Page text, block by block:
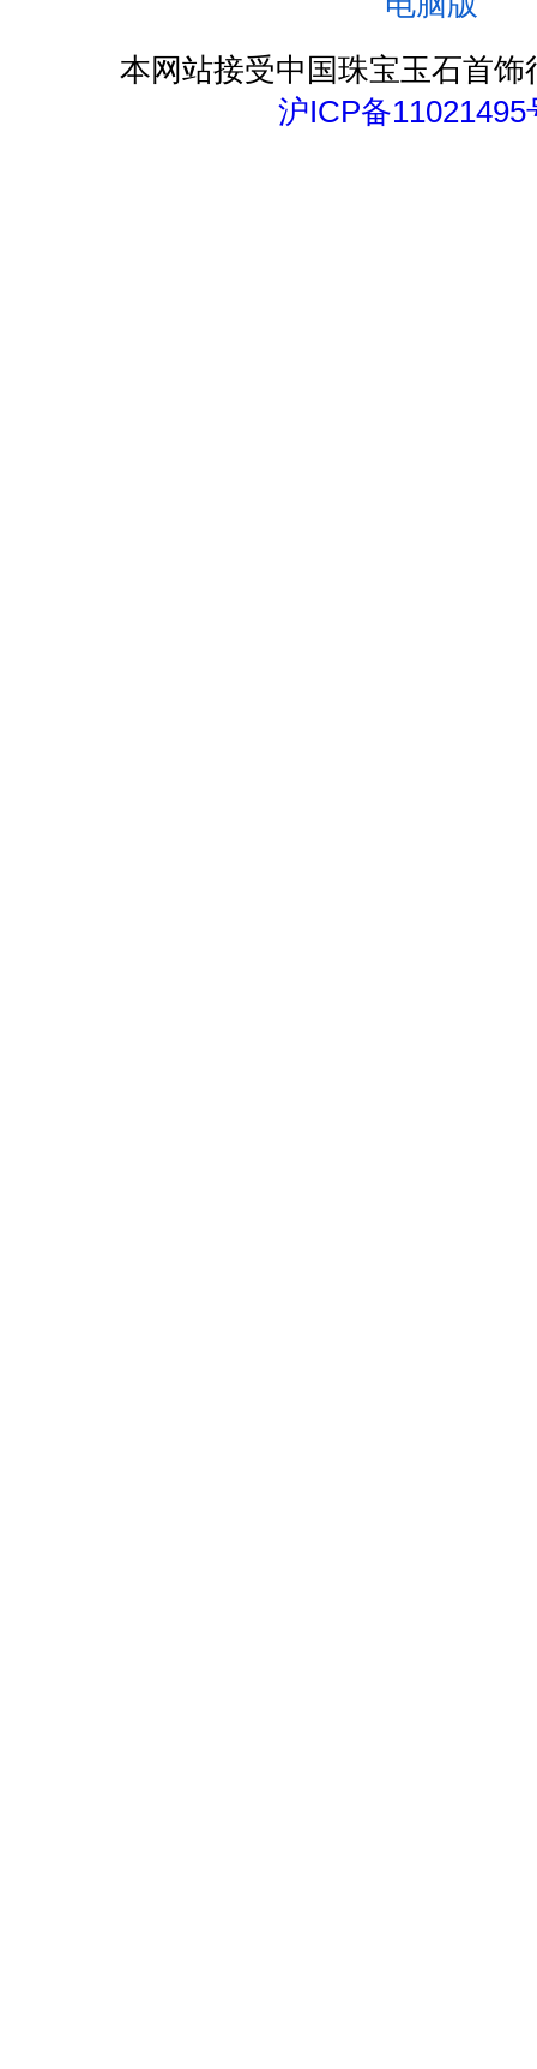
本网站接受中国珠宝玉石首饰
沪ICP备11021495